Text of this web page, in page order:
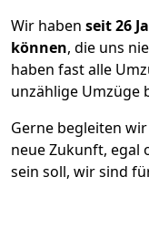
Wir haben seit26
können, die uns
haben fast alle
unzählige Umzüge
Gerne begleiten
neue Zukunft, egal
sein soll, wir sind